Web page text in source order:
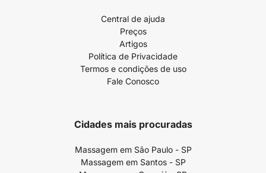
Central de ajuda
Preços
Artigos
Política de Privacidade
Termos e condições de uso
Fale Conosco
Cidades mais procuradas
Massagem em São Paulo - SP
Massagem em Santos - SP